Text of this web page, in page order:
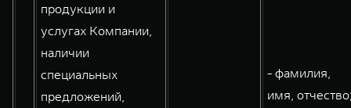
продукции и
услугах Компании,
наличии
специальных
предложений,
- фамилия,
имя,